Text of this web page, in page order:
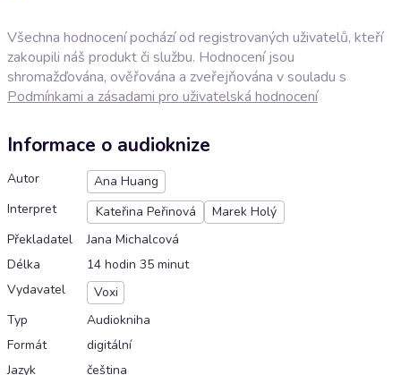
Všechna hodnocení pochází od registrovaných uživatelů, kteří
zakoupili náš produkt či službu. Hodnocení jsou
shromažďována, ověřována a zveřejňována v souladu s
Podmínkami a zásadami pro uživatelská hodnocení
Informace o audioknize
Autor
Ana Huang
Interpret
Kateřina Peřinová
Marek Holý
Překladatel
Jana Michalcová
Délka
14 hodin 35 minut
Vydavatel
Voxi
Typ
Audiokniha
Formát
digitální
Jazyk
čeština